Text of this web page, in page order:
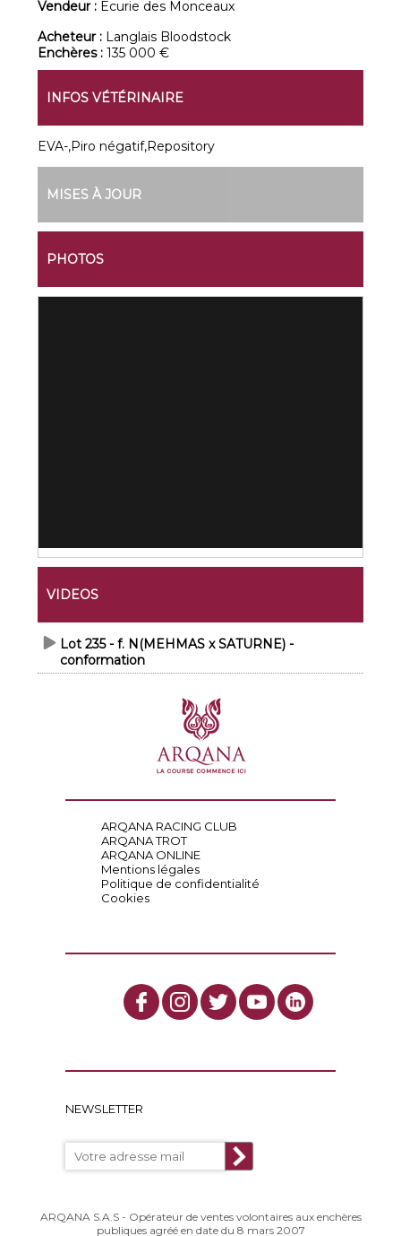
Vendeur : Ecurie des Monceaux
Acheteur : Langlais Bloodstock
Enchères :135 000 €
INFOS VÉTÉRINAIRE
EVA-,Piro négatif,Repository
MISES À JOUR
PHOTOS
VIDEOS
Lot 235 - f. N(MEHMAS x SATURNE) -
conformation
ARQANA RACING CLUB
ARQANA TROT
ARQANA ONLINE
Mentions légales
Politique de confidentialité
Cookies
NEWSLETTER
ARQANA S.A.S - Opérateur de ventes volontaires aux enchères
publiques agréé en date du 8 mars 2007